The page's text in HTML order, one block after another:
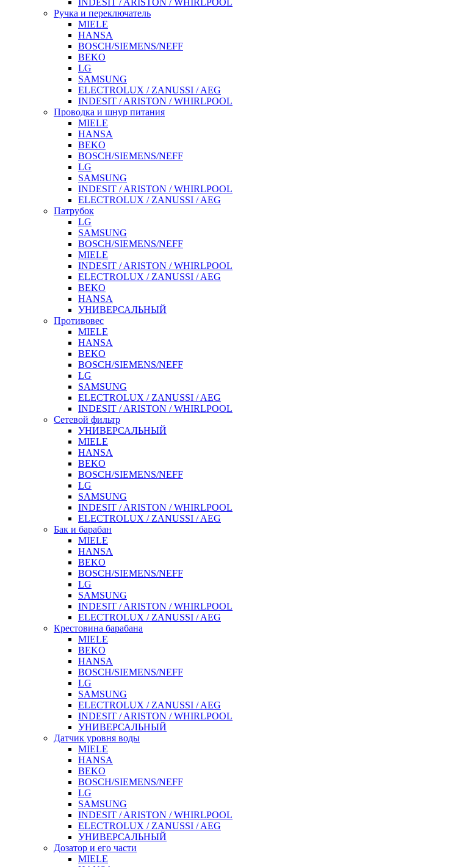
INDESIT / ARISTON / WHIRLPOOL
Ручка и переключатель
MIELE
HANSA
BOSCH/SIEMENS/NEFF
BEKO
LG
SAMSUNG
ELECTROLUX / ZANUSSI / AEG
INDESIT / ARISTON / WHIRLPOOL
Проводка и шнур питания
MIELE
HANSA
BEKO
BOSCH/SIEMENS/NEFF
LG
SAMSUNG
INDESIT / ARISTON / WHIRLPOOL
ELECTROLUX / ZANUSSI / AEG
Патрубок
LG
SAMSUNG
BOSCH/SIEMENS/NEFF
MIELE
INDESIT / ARISTON / WHIRLPOOL
ELECTROLUX / ZANUSSI / AEG
BEKO
HANSA
УНИВЕРСАЛЬНЫЙ
Противовес
MIELE
HANSA
BEKO
BOSCH/SIEMENS/NEFF
LG
SAMSUNG
ELECTROLUX / ZANUSSI / AEG
INDESIT / ARISTON / WHIRLPOOL
Сетевой фильтр
УНИВЕРСАЛЬНЫЙ
MIELE
HANSA
BEKO
BOSCH/SIEMENS/NEFF
LG
SAMSUNG
INDESIT / ARISTON / WHIRLPOOL
ELECTROLUX / ZANUSSI / AEG
Бак и барабан
MIELE
HANSA
BEKO
BOSCH/SIEMENS/NEFF
LG
SAMSUNG
INDESIT / ARISTON / WHIRLPOOL
ELECTROLUX / ZANUSSI / AEG
Крестовина барабана
MIELE
BEKO
HANSA
BOSCH/SIEMENS/NEFF
LG
SAMSUNG
ELECTROLUX / ZANUSSI / AEG
INDESIT / ARISTON / WHIRLPOOL
УНИВЕРСАЛЬНЫЙ
Датчик уровня воды
MIELE
HANSA
BEKO
BOSCH/SIEMENS/NEFF
LG
SAMSUNG
INDESIT / ARISTON / WHIRLPOOL
ELECTROLUX / ZANUSSI / AEG
УНИВЕРСАЛЬНЫЙ
Дозатор и его части
MIELE